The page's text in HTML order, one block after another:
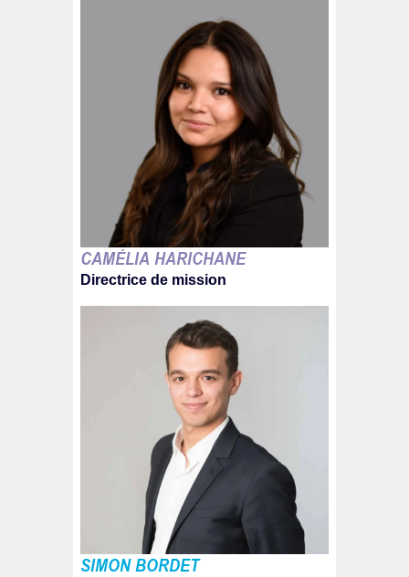
CAMÉLIA HARICHANE
Directrice de mission
SIMON BORDET